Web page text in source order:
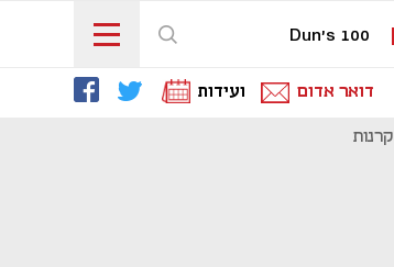
Dun's 100
דואר אדום ועידות
קרנות